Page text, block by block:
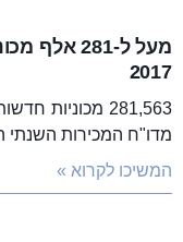
מעל ל-281
2017
281,563
מדו"ח המכירות
המשיכו לקרוא »